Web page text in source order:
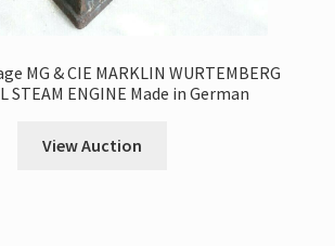
MG & CIE MARKLIN WURTEMBERG
STEAM ENGINE Made in German
View Auction